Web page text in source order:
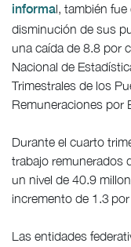
informal, también
disminución de sus
una caída de 8.8 por
Nacional de
Trimestrales de los
Remuneraciones por
Durante el cuarto
trabajo remunerados
un nivel de 40.9
incremento de 1.3
Las entidades